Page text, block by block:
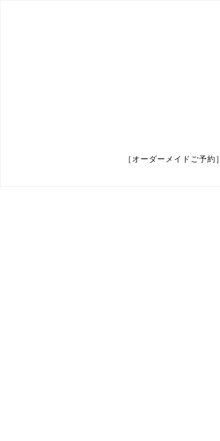
［オーダーメイドご予